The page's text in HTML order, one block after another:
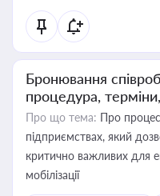
Бронювання
процедура,
Про що тема: Про
підприємствах, який
критично важливих для
мобілізації